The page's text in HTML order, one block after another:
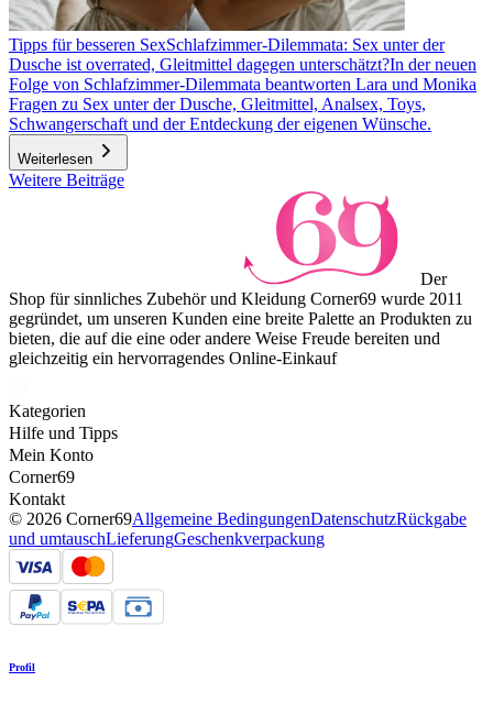
Tipps für besseren SexSchlafzimmer-Dilemmata: Sex unter der
Dusche ist overrated, Gleitmittel dagegen unterschätzt?In der neuen
Folge von Schlafzimmer-Dilemmata beantworten Lara und Monika
Fragen zu Sex unter der Dusche, Gleitmittel, Analsex, Toys,
Schwangerschaft und der Entdeckung der eigenen Wünsche.
Weiterlesen
Weitere Beiträge
Der
Shop für sinnliches Zubehör und Kleidung Corner69 wurde 2011
gegründet, um unseren Kunden eine breite Palette an Produkten zu
bieten, die auf die eine oder andere Weise Freude bereiten und
gleichzeitig ein hervorragendes Online-Einkauf
Kategorien
Hilfe und Tipps
Mein Konto
Corner69
Kontakt
© 2026 Corner69Allgemeine BedingungenDatenschutzRückgabe
und umtauschLieferungGeschenkverpackung
Profil